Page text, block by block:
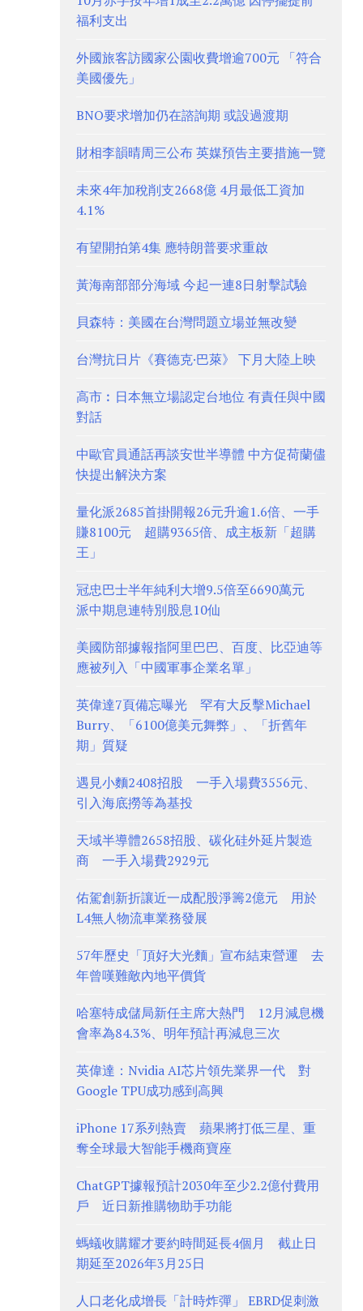
福利支出
外國旅客訪國家公園收費增逾700元 「符合
美國優先」
BNO要求增加仍在諮詢期 或設過渡期
財相李韻晴周三公布 英媒預告主要措施一覽
未來4年加稅削支2668億 4月最低工資加
4.1%
有望開拍第4集 應特朗普要求重啟
黃海南部部分海域 今起一連8日射擊試驗
貝森特：美國在台灣問題立場並無改變
台灣抗日片《賽德克·巴萊》 下月大陸上映
高市︰日本無立場認定台地位 有責任與中國
對話
中歐官員通話再談安世半導體 中方促荷蘭儘
快提出解決方案
量化派2685首掛開報26元升逾1.6倍、一手
賺8100元 超購9365倍、成主板新「超購
王」
冠忠巴士半年純利大增9.5倍至6690萬元
派中期息連特別股息10仙
美國防部據報指阿里巴巴、百度、比亞迪等
應被列入「中國軍事企業名單」
英偉達7頁備忘曝光 罕有大反擊Michael
Burry、「6100億美元舞弊」、「折舊年
期」質疑
遇見小麵2408招股 一手入場費3556元、
引入海底撈等為基投
天域半導體2658招股、碳化硅外延片製造
商 一手入場費2929元
佑駕創新折讓近一成配股淨籌2億元 用於
L4無人物流車業務發展
57年歷史「頂好大光麵」宣布結束營運 去
年曾嘆難敵內地平價貨
哈塞特成儲局新任主席大熱門 12月減息機
會率為84.3%、明年預計再減息三次
英偉達：Nvidia AI芯片領先業界一代 對
Google TPU成功感到高興
iPhone 17系列熱賣 蘋果將打低三星、重
奪全球最大智能手機商寶座
ChatGPT據報預計2030年至少2.2億付費用
戶 近日新推購物助手功能
螞蟻收購耀才要約時間延長4個月 截止日
期延至2026年3月25日
人口老化成增長「計時炸彈」 EBRD促刺激